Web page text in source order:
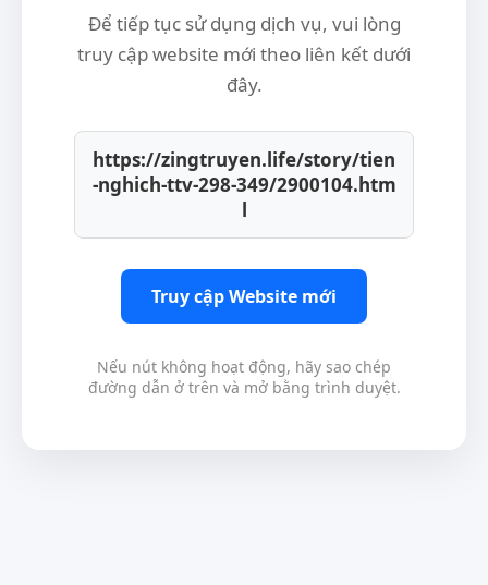
Để tiếp tục sử dụng dịch vụ, vui lòng
truy cập website mới theo liên kết dưới
đây.
https://zingtruyen.life/story/tien
-nghich-ttv-298-349/2900104.htm
l
Truy cập Website mới
Nếu nút không hoạt động, hãy sao chép
đường dẫn ở trên và mở bằng trình duyệt.